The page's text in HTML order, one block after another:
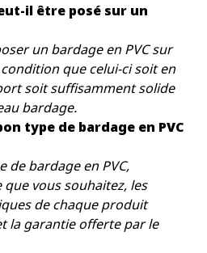
il être posé sur un
un bardage en PVC sur
que celui-ci soit en
soit suffisamment solide
bardage.
type de bardage en PVC
de bardage en PVC,
que vous souhaitez, les
de chaque produit
la garantie offerte par le